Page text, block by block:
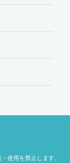
使用を禁止します。